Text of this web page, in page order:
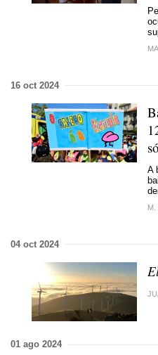
16 oct 2024
A
M.
04 oct 2024
01 ago 2024